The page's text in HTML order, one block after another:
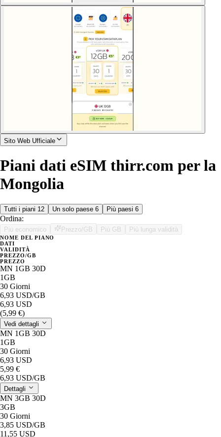
Sito Web Ufficiale
Piani dati eSIM thirr.com per la
Mongolia
Tutti i piani 12 Un solo paese 6 Più paesi 6
Ordina:
Più economico Prezzo/GB Più GB Più lunga validità
NOME DEL PIANO
DATI
VALIDITÀ
PREZZO/GB
PREZZO
MN 1GB 30D
1GB
30 Giorni
6,93 USD/GB
6,93 USD
(5,99 €)
Vedi dettagli
MN 1GB 30D
1GB
30 Giorni
6,93 USD
5,99 €
6,93 USD/GB
Dettagli
MN 3GB 30D
3GB
30 Giorni
3,85 USD/GB
11,55 USD